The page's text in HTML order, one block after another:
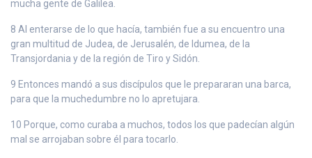
mucha gente de Galilea.
8 Al enterarse de lo que hacía, también fue a su encuentro una
gran multitud de Judea, de Jerusalén, de Idumea, de la
Transjordania y de la región de Tiro y Sidón.
9 Entonces mandó a sus discípulos que le prepararan una barca,
para que la muchedumbre no lo apretujara.
10 Porque, como curaba a muchos, todos los que padecían algún
mal se arrojaban sobre él para tocarlo.